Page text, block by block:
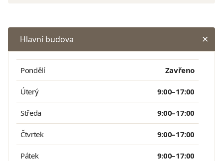
Hlavní budova
Pondělí Zavřeno
Úterý 9:00–17:00
Středa 9:00–17:00
Čtvrtek 9:00–17:00
Pátek 9:00–17:00